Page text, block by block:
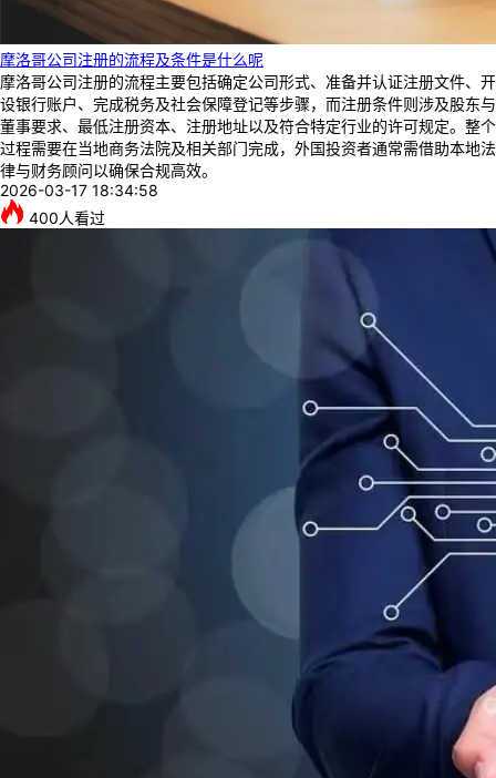
摩洛哥公司注册的流程及条件是什么呢
摩洛哥公司注册的流程主要包括确定公司形式、准备并认证注册文件、开
设银行账户、完成税务及社会保障登记等步骤，而注册条件则涉及股东与
董事要求、最低注册资本、注册地址以及符合特定行业的许可规定。整个
过程需要在当地商务法院及相关部门完成，外国投资者通常需借助本地法
律与财务顾问以确保合规高效。
2026-03-17 18:34:58
400人看过